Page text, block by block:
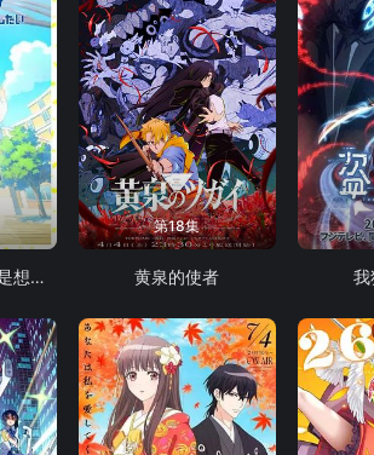
花织同学转生后还是想干架
第18集
黄泉的使者 我